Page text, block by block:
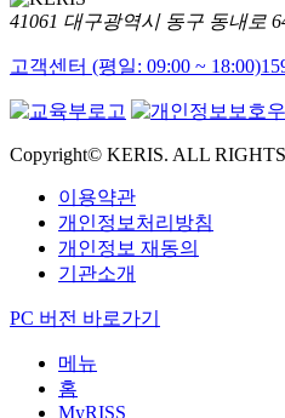
41061 대구광역시 동구 동내로
고객센터 (평일: 09:00 ~ 18:00)
Copyright© KERIS. ALL
이용약관
개인정보처리방침
개인정보 재동의
기관소개
PC 버전 바로가기
메뉴
홈
MyRISS